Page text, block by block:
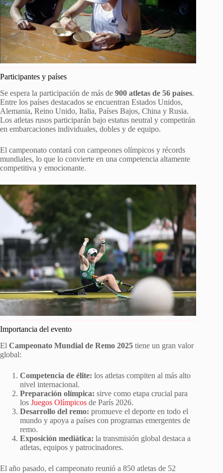
Participantes y países
Se espera la participación de más de 900 atletas de 56 países.
Entre los países destacados se encuentran Estados Unidos,
Alemania, Reino Unido, Italia, Países Bajos, China y Rusia.
Los atletas rusos participarán bajo estatus neutral y competirán
en embarcaciones individuales, dobles y de equipo.
El campeonato contará con campeones olímpicos y récords
mundiales, lo que lo convierte en una competencia altamente
competitiva y emocionante.
Importancia del evento
El Campeonato Mundial de Remo 2025 tiene un gran valor
global:
Competencia de élite: los atletas compiten al más alto
nivel internacional.
Preparación olímpica: sirve como etapa crucial para
los Juegos Olímpicos de París 2026.
Desarrollo del remo: promueve el deporte en todo el
mundo y apoya a países con programas emergentes de
remo.
Exposición mediática: la transmisión global destaca a
atletas, equipos y patrocinadores.
El año pasado, el campeonato reunió a 850 atletas de 52